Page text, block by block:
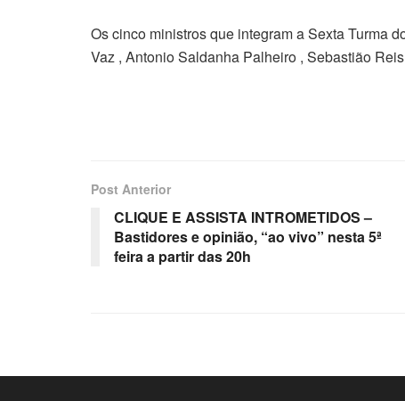
Os cinco ministros que integram a Sexta Turma
Vaz , Antonio Saldanha Palheiro , Sebastião
Post Anterior
CLIQUE E ASSISTA INTROMETIDOS –
Bastidores e opinião, “ao vivo” nesta 5ª
feira a partir das 20h